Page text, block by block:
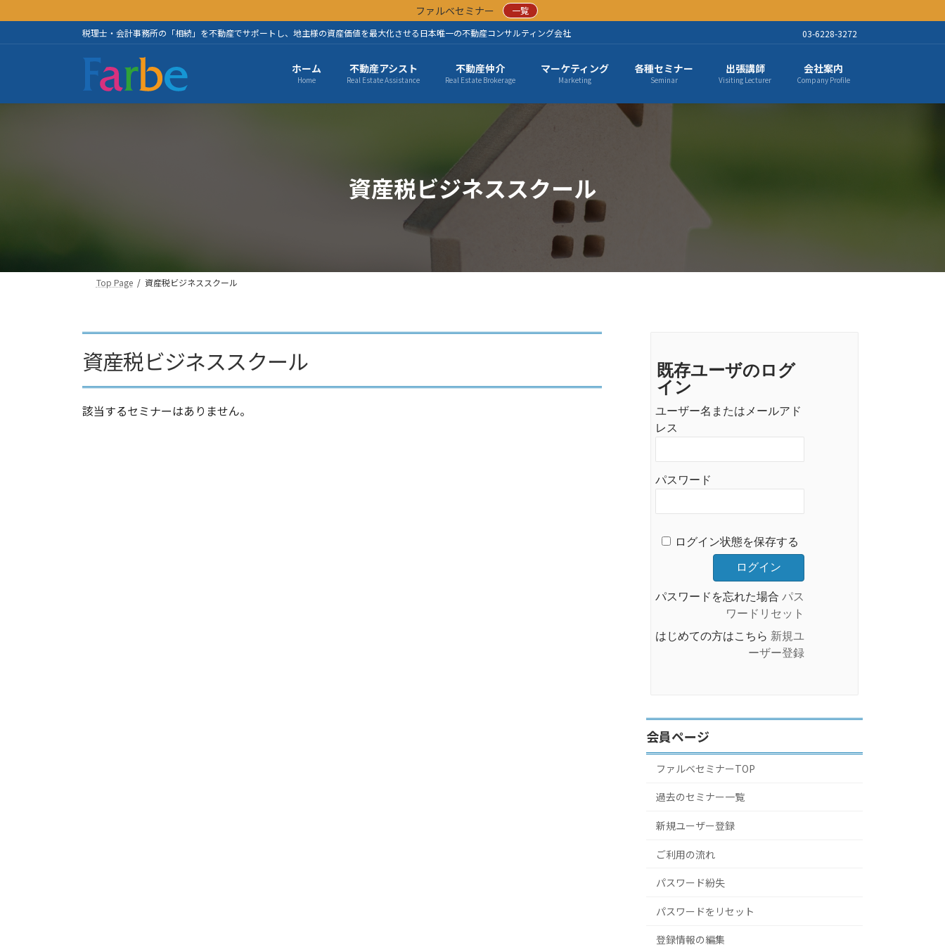
ン
テ
ス
ビ
ゲ
ン
ファルベセミナー
一覧
税理士・会計事務所の「相続」を不動産でサポートし、地主様の資産価値を最大化させる日本唯一の不動産コンサルティング会社
03-6228-3272
ホーム
Home
不動産アシスト
Real Estate Assistance
不動産仲介
Real Estate Brokerage
マーケティング
Marketing
各種セミナー
Seminar
出張講師
Visiting Lecturer
会社案内
Company Profile
資産税ビジネススクール
Top Page 資産税ビジネススクール
資産税ビジネススクール
該当するセミナーはありません。
既存ユーザのログ
イン
ユーザー名またはメールアド
レス
パスワード
ログイン状態を保存する
パスワードを忘れた場合 パス
ワードリセット
はじめての方はこちら 新規ユ
ーザー登録
会員ページ
ファルベセミナーTOP
過去のセミナー一覧
新規ユーザー登録
ご利用の流れ
パスワード紛失
パスワードをリセット
登録情報の編集